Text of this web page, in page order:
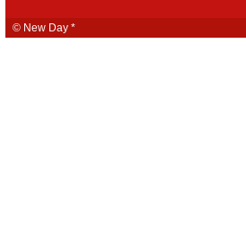
fornisce informazioni.
© New Day *